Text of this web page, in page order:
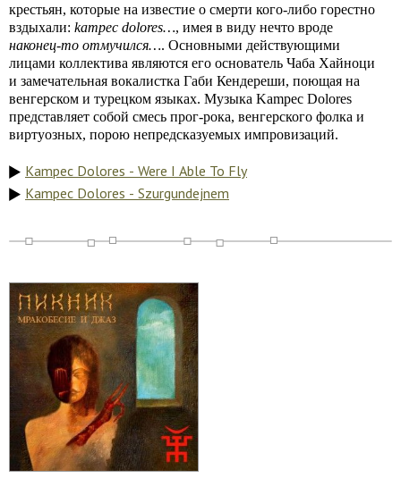
крестьян, которые на известие о смерти кого-либо горестно
вздыхали: kampec dolores…, имея в виду нечто вроде
наконец-то отмучился…. Основными действующими
лицами коллектива являются его основатель Чаба Хайноци
и замечательная вокалистка Габи Кендереши, поющая на
венгерском и турецком языках. Музыка Kampec Dolores
представляет собой смесь прог-рока, венгерского фолка и
виртуозных, порою непредсказуемых импровизаций.
Kampec Dolores - Were I Able To Fly
Kampec Dolores - Szurgundejnem